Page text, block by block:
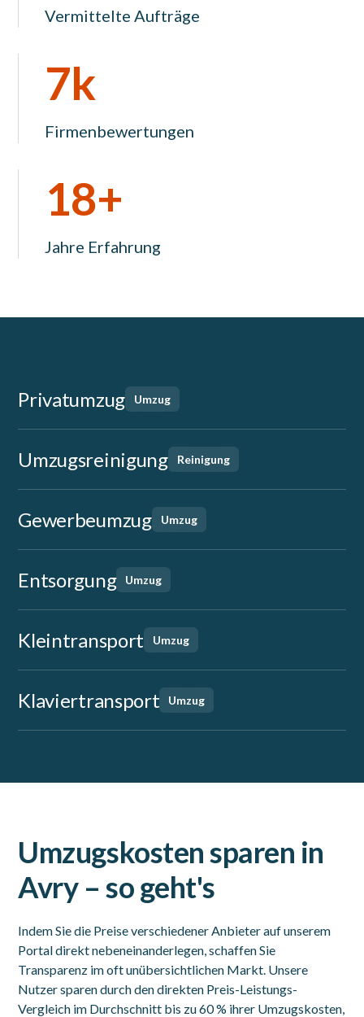
Vermittelte Aufträge
7k
Firmenbewertungen
18+
Jahre Erfahrung
Privatumzug Umzug
Umzugsreinigung Reinigung
Gewerbeumzug Umzug
Entsorgung Umzug
Kleintransport Umzug
Klaviertransport Umzug
Umzugskosten sparen in
Avry – so geht's
Indem Sie die Preise verschiedener Anbieter auf unserem
Portal direkt nebeneinanderlegen, schaffen Sie
Transparenz im oft unübersichtlichen Markt. Unsere
Nutzer sparen durch den direkten Preis-Leistungs-
Vergleich im Durchschnitt bis zu 60 % ihrer Umzugskosten,